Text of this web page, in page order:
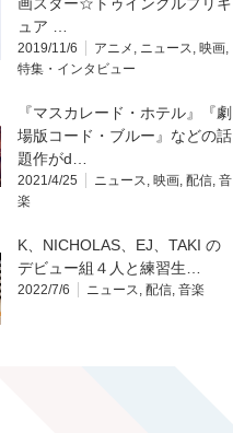
ュア …
2019/11/6 アニメ , ニュース, 映画,
特集・インタビュー
『マスカレード・ホテル』『劇
場版コード・ブルー』などの話
題作がd…
2021/4/25 ニュース, 映画, 配信, 音
楽
K、NICHOLAS、EJ、TAKI の
デビュー組４人と練習⽣…
2022/7/6 ニュース, 配信, 音楽